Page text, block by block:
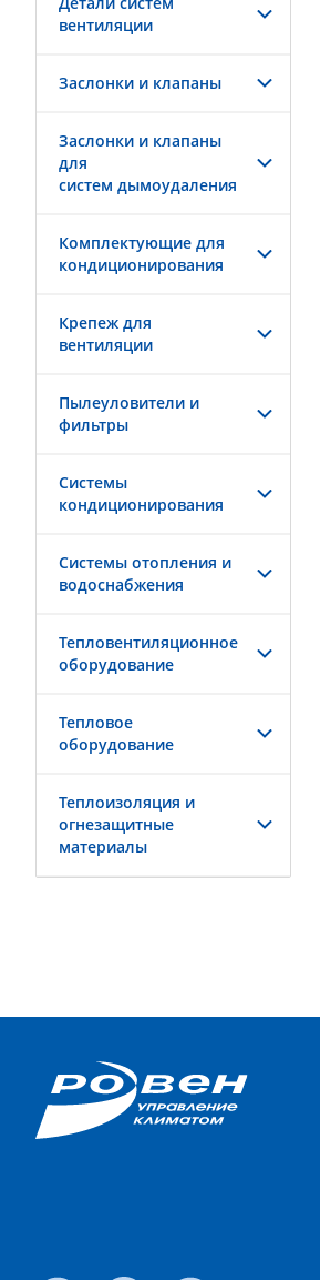
вентиляции
Заслонки и клапаны
Заслонки и клапаны
для
систем дымоудаления
Комплектующие для
кондиционирования
Крепеж для
вентиляции
Пылеуловители и
фильтры
Системы
кондиционирования
Системы отопления и
водоснабжения
Тепловентиляционное
оборудование
Тепловое
оборудование
Теплоизоляция и
огнезащитные
материалы